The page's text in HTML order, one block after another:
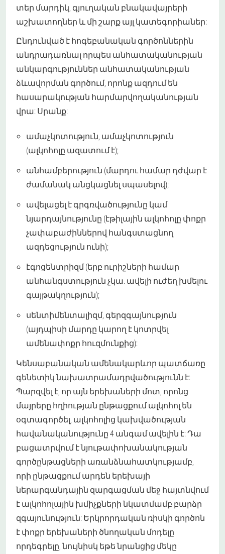
տեր մարդիկ, գյուղական բնակավայրերի
աշխատողներ և մի շարք այլ կատեգորիաներ:
Ընդունված է հոգեբանական գործոններին
անդրադառնալ որպես անհատականության
անկարգություններ անհատականության
ձևավորման գործում, որոնք ազդում են
հասարակության հարմարվողականության
վրա: Սրանք:
ամաչկոտություն, ամաչկոտություն
(ալկոհոլը ազատում է);
անհամբերություն (մարդու համար դժվար է
ժամանակ անցկացնել սպասելով);
ավելացել է գրգռվածությունը կամ
նյարդայնությունը (էթիլային ալկոհոլը փոքր
չափաբաժիններով հանգստացնող
ազդեցություն ունի);
էգոցենտրիզմ (երբ ուրիշների համար
անհանգստություն չկա. ավելի ուժեղ խմելու
գայթակղություն);
սենտիմենտալիզմ, գերզգայնություն
(այդպիսի մարդը կարող է կոտրվել
ամենափոքր հուզմունքից):
Կենսաբանական ամենակարևոր պատճառը
գենետիկ նախատրամադրվածությունն է:
Պարզվել է, որ այն երեխաների մոտ, որոնց
մայրերը հղիության ընթացքում ալկոհոլ են
օգտագործել, ալկոհոլից կախվածության
հավանականությունը 4 անգամ ավելին է: Դա
բացատրվում է նյութափոխանակության
գործընթացների առանձնահատկությամբ,
որի ընթացքում արդեն երեխայի
ներարգանդային զարգացման մեջ հայտնվում
է ալկոհոլային խմիչքների նկատմամբ բարձր
զգայունություն: Երկրորդական ռիսկի գործոն
է փոքր երեխաների ծնողական մոդելը
որդեգրելը, նույնիսկ եթե նրանցից մեկը